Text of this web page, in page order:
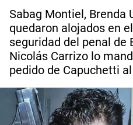
Sabag Montiel, Brenda
quedaron alojados en
seguridad del penal de
Nicolás Carrizo lo
pedido de Capuchetti